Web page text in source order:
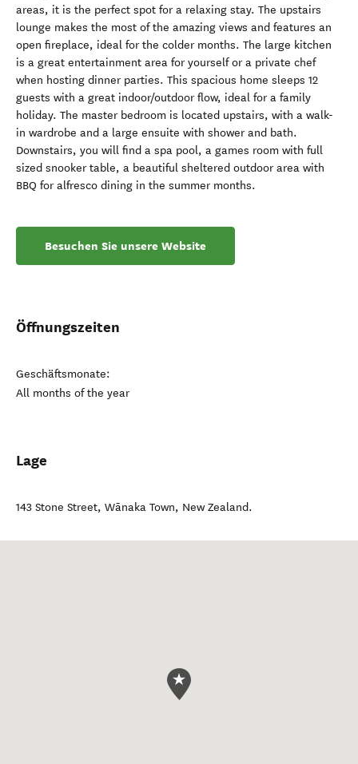
areas, it is the perfect spot for a relaxing stay. The upstairs
lounge makes the most of the amazing views and features an
open fireplace, ideal for the colder months. The large kitchen
is a great entertainment area for yourself or a private chef
when hosting dinner parties. This spacious home sleeps 12
guests with a great indoor/outdoor flow, ideal for a family
holiday. The master bedroom is located upstairs, with a walk-
in wardrobe and a large ensuite with shower and bath.
Downstairs, you will find a spa pool, a games room with full
sized snooker table, a beautiful sheltered outdoor area with
BBQ for alfresco dining in the summer months.
Besuchen Sie unsere Website
Öffnungszeiten
Geschäftsmonate:
All months of the year
Lage
143 Stone Street, Wānaka Town, New Zealand.